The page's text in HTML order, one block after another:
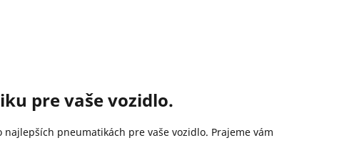
pre vaše vozidlo.
pneumatikách pre vaše vozidlo. Prajeme vám